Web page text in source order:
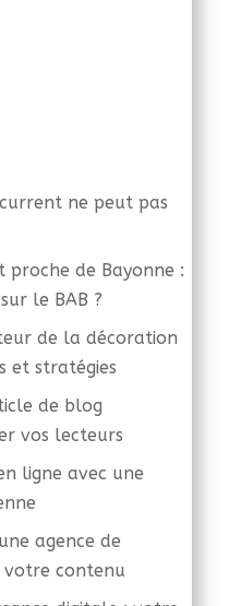
ne peut pas
proche de Bayonne :
le BAB ?
de la décoration
et stratégies
de blog
vos lecteurs
ligne avec une
agence de
contenu